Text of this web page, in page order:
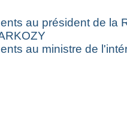
au président de la
au ministre de